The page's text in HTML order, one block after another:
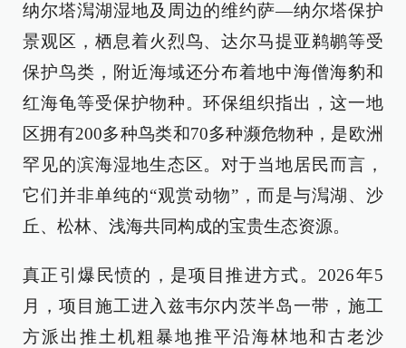
纳尔塔澙湖湿地及周边的维约萨—纳尔塔保护
景观区，栖息着火烈鸟、达尔马提亚鹈鹕等受
保护鸟类，附近海域还分布着地中海僧海豹和
红海龟等受保护物种。环保组织指出，这一地
区拥有200多种鸟类和70多种濒危物种，是欧洲
罕见的滨海湿地生态区。对于当地居民而言，
它们并非单纯的“观赏动物”，而是与澙湖、沙
丘、松林、浅海共同构成的宝贵生态资源。
真正引爆民愤的，是项目推进方式。2026年5
月，项目施工进入兹韦尔内茨半岛一带，施工
方派出推土机粗暴地推平沿海林地和古老沙